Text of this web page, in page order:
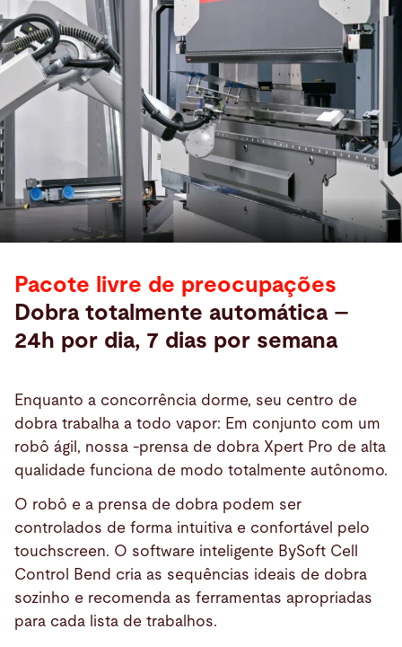
Pacote livre de preocupações
Dobra totalmente automática –
24h por dia, 7 dias por semana
Enquanto a concorrência dorme, seu centro de
dobra trabalha a todo vapor: Em conjunto com um
robô ágil, nossa -prensa de dobra Xpert Pro de alta
qualidade funciona de modo totalmente autônomo.
O robô e a prensa de dobra podem ser
controlados de forma intuitiva e confortável pelo
touchscreen. O software inteligente BySoft Cell
Control Bend cria as sequências ideais de dobra
sozinho e recomenda as ferramentas apropriadas
para cada lista de trabalhos.